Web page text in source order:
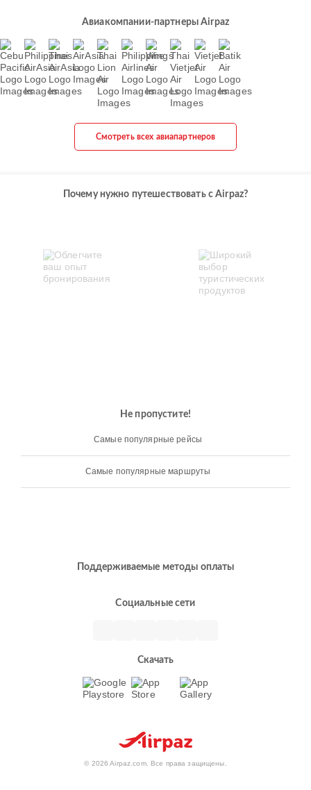
Авиакомпании-партнеры Airpaz
Смотреть всех авиапартнеров
Почему нужно путешествовать с Airpaz?
Не пропустите!
Самые популярные рейсы
Самые популярные маршруты
Поддерживаемые методы оплаты
Социальные сети
Скачать
© 2026 Airpaz.com. Все права защищены.